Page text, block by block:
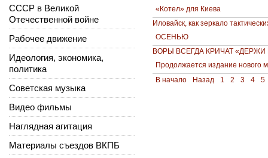
«Котел» для Киева
Иловайск, как зеркало
ОСЕНЬЮ
ВОРЫ ВСЕГДА КРИЧАТ «ДЕРЖИ
Продолжается издание нового
В начало
Назад 1 2 3 4 5
СССР в Великой
Отечественной войне
Рабочее движение
Идеология, экономика,
политика
Советская музыка
Видео фильмы
Наглядная агитация
Материалы съездов ВКПБ